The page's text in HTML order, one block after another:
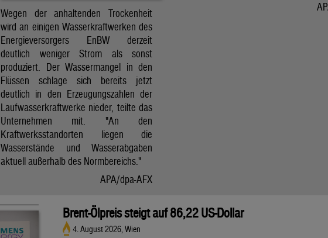
Wegen der anhaltenden Trockenheit
wird an einigen Wasserkraftwerken des
Energieversorgers EnBW derzeit
deutlich weniger Strom als sonst
produziert. Der Wassermangel in den
Flüssen schlage sich bereits jetzt
deutlich in den Erzeugungszahlen der
Laufwasserkraftwerke nieder, teilte das
Unternehmen mit. "An den
Kraftwerksstandorten liegen die
Wasserstände und Wasserabgaben
aktuell außerhalb des Normbereichs."
APA/dpa-AFX
Brent-Ölpreis steigt auf 86,22 US-Dollar
4. August 2026, Wien